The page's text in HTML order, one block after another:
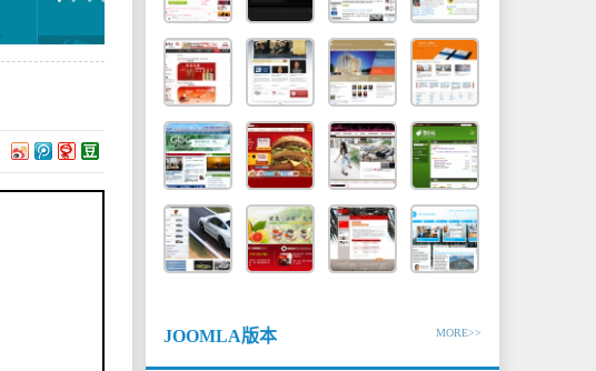
JOOMLA版本 MORE>>